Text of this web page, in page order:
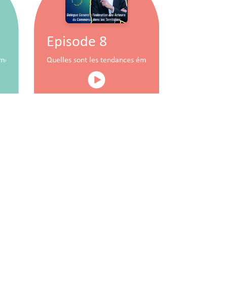
à travers la RSE
Episode 8
Quelles sont les tendances émergentes du commerce